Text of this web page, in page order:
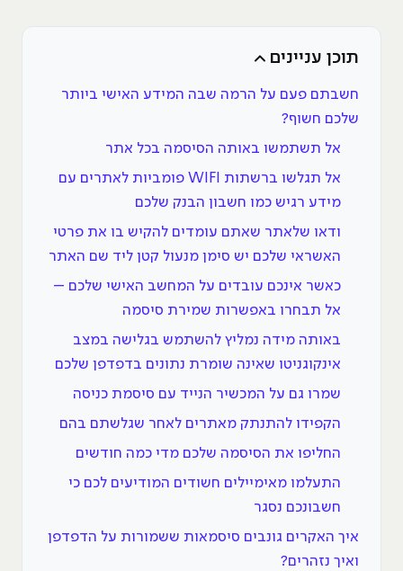
תוכן עניינים
חשבתם פעם על הרמה שבה המידע האישי ביותר
שלכם חשוף?
אל תשתמשו באותה הסיסמה בכל אתר
אל תגלשו ברשתות WIFI פומביות לאתרים עם
מידע רגיש כמו חשבון הבנק שלכם
ודאו שלאתר שאתם עומדים להקיש בו את פרטי
האשראי שלכם יש סימן מנעול קטן ליד שם האתר
כאשר אינכם עובדים על המחשב האישי שלכם –
אל תבחרו באפשרות שמירת סיסמה
באותה מידה נמליץ להשתמש בגלישה במצב
אינקוגניטו שאינה שומרת נתונים בדפדפן שלכם
שמרו גם על המכשיר הנייד עם סיסמת כניסה
הקפידו להתנתק מאתרים לאחר שגלשתם בהם
החליפו את הסיסמה שלכם מדי כמה חודשים
התעלמו מאימיילים חשודים המודיעים לכם כי
חשבונכם נסגר
איך האקרים גונבים סיסמאות ששמורות על הדפדפן
ואיך נזהרים?